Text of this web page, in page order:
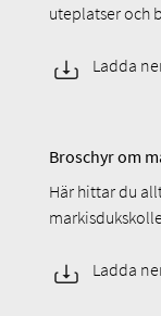
uteplatser och
Ladda
Broschyr om
Här hittar du
Ladda